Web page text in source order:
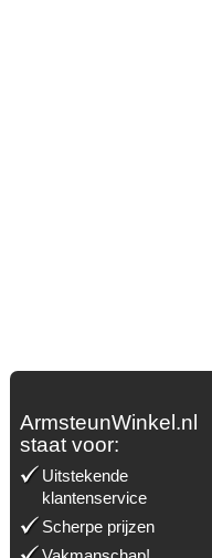
ArmsteunWinkel.nl
staat voor:
Uitstekende
klantenservice
Scherpe prijzen